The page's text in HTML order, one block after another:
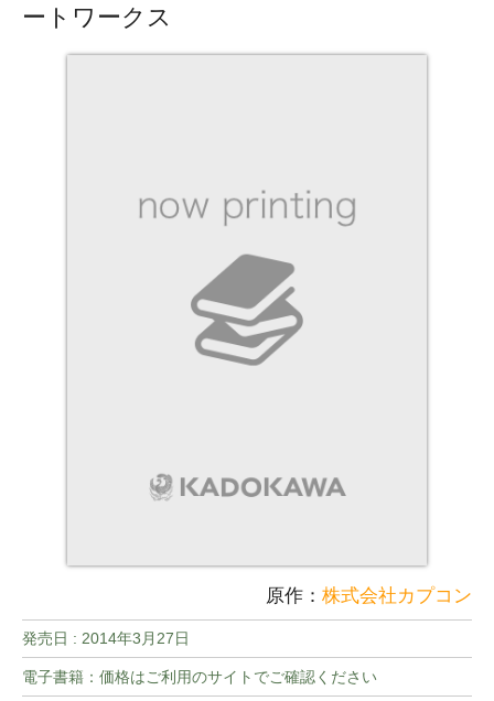
ートワークス
原作： 株式会社カプコン
発売日 : 2014年3月27日
電子書籍：価格はご利用のサイトでご確認ください